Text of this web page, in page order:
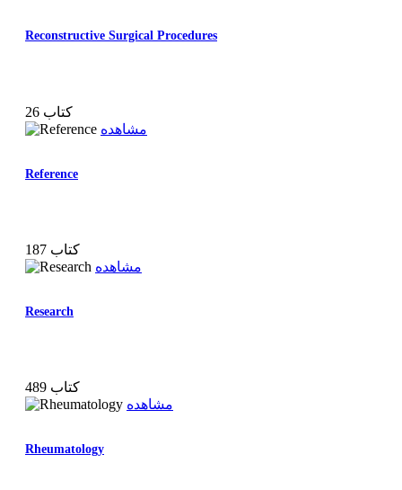
Reconstructive Surgical Procedures
26 کتاب
مشاهده
Reference
187 کتاب
مشاهده
Research
489 کتاب
مشاهده
Rheumatology